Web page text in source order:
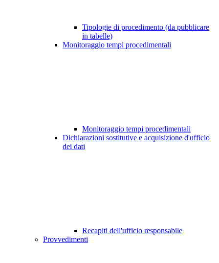
Tipologie di procedimento (da pubblicare
in tabelle)
Monitoraggio tempi procedimentali
Monitoraggio tempi procedimentali
Dichiarazioni sostitutive e acquisizione d'ufficio
dei dati
Recapiti dell'ufficio responsabile
Provvedimenti